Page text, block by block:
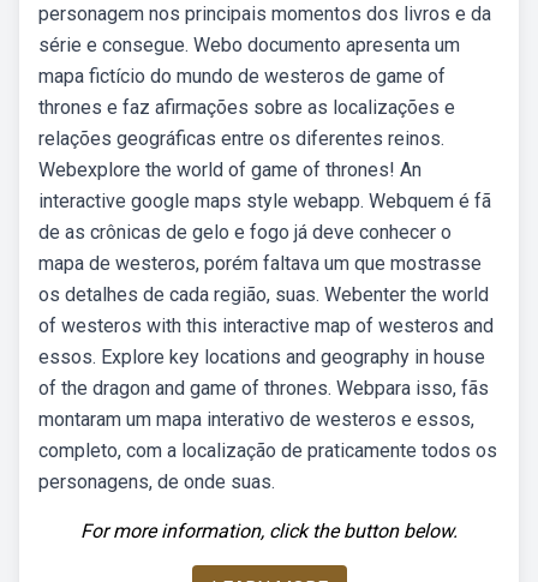
personagem nos principais momentos dos livros e da
série e consegue. Webo documento apresenta um
mapa fictício do mundo de westeros de game of
thrones e faz afirmações sobre as localizações e
relações geográficas entre os diferentes reinos.
Webexplore the world of game of thrones! An
interactive google maps style webapp. Webquem é fã
de as crônicas de gelo e fogo já deve conhecer o
mapa de westeros, porém faltava um que mostrasse
os detalhes de cada região, suas. Webenter the world
of westeros with this interactive map of westeros and
essos. Explore key locations and geography in house
of the dragon and game of thrones. Webpara isso, fãs
montaram um mapa interativo de westeros e essos,
completo, com a localização de praticamente todos os
personagens, de onde suas.
For more information, click the button below.